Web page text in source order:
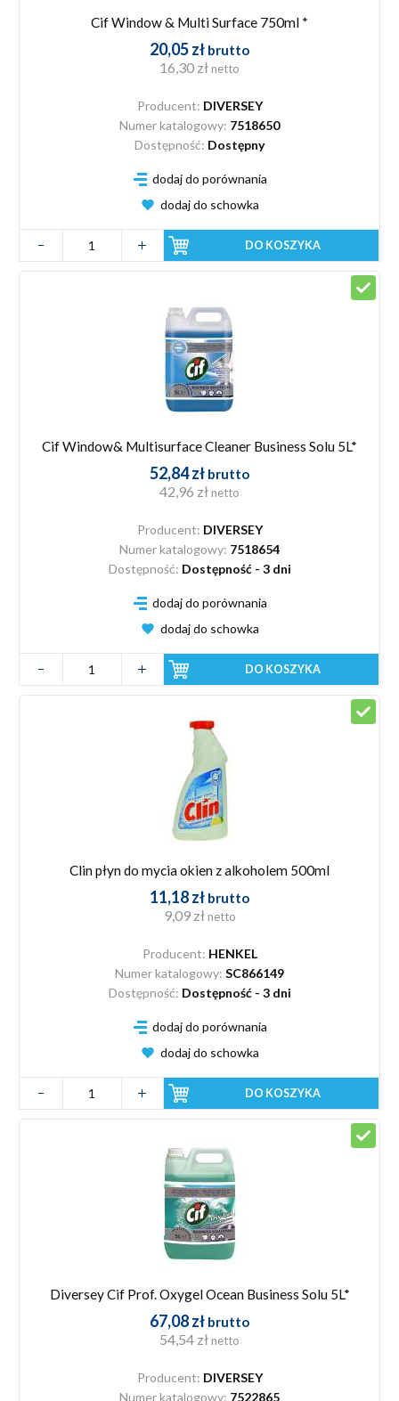
Cif Window & Multi Surface 750ml *
20,05 zł brutto
16,30 zł netto
Producent: DIVERSEY
Numer katalogowy: 7518650
Dostępność: Dostępny
dodaj do porównania
dodaj do schowka
DO KOSZYKA
Cif Window& Multisurface Cleaner Business Solu 5L*
52,84 zł brutto
42,96 zł netto
Producent: DIVERSEY
Numer katalogowy: 7518654
Dostępność: Dostępność - 3 dni
dodaj do porównania
dodaj do schowka
DO KOSZYKA
Clin płyn do mycia okien z alkoholem 500ml
11,18 zł brutto
9,09 zł netto
Producent: HENKEL
Numer katalogowy: SC866149
Dostępność: Dostępność - 3 dni
dodaj do porównania
dodaj do schowka
DO KOSZYKA
Diversey Cif Prof. Oxygel Ocean Business Solu 5L*
67,08 zł brutto
54,54 zł netto
Producent: DIVERSEY
Numer katalogowy: 7522865